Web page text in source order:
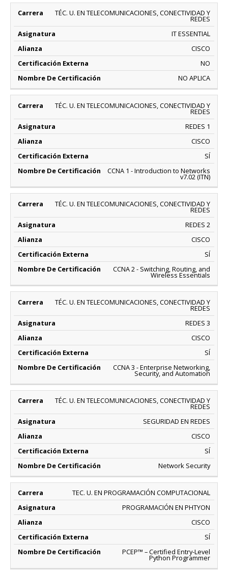
TÉC. U. EN TELECOMUNICACIONES, CONECTIVIDAD Y
REDES
IT ESSENTIAL
CISCO
NO
NO APLICA
TÉC. U. EN TELECOMUNICACIONES, CONECTIVIDAD Y
REDES
REDES 1
CISCO
SÍ
CCNA 1 - Introduction to Networks
v7.02 (ITN)
TÉC. U. EN TELECOMUNICACIONES, CONECTIVIDAD Y
REDES
REDES 2
CISCO
SÍ
CCNA 2 - Switching, Routing, and
Wireless Essentials
TÉC. U. EN TELECOMUNICACIONES, CONECTIVIDAD Y
REDES
REDES 3
CISCO
SÍ
CCNA 3 - Enterprise Networking,
Security, and Automation
TÉC. U. EN TELECOMUNICACIONES, CONECTIVIDAD Y
REDES
SEGURIDAD EN REDES
CISCO
SÍ
Network Security
TEC. U. EN PROGRAMACIÓN COMPUTACIONAL
PROGRAMACIÓN EN PHTYON
CISCO
SÍ
PCEP™ – Certified Entry-Level
Python Programmer